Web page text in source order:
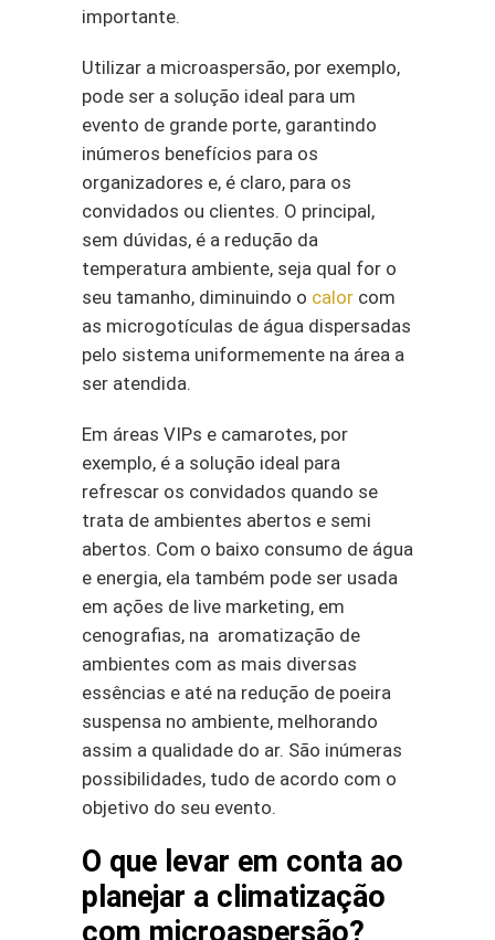
importante.
Utilizar a microaspersão, por exemplo,
pode ser a solução ideal para um
evento de grande porte, garantindo
inúmeros benefícios para os
organizadores e, é claro, para os
convidados ou clientes. O principal,
sem dúvidas, é a redução da
temperatura ambiente, seja qual for o
seu tamanho, diminuindo o calor com
as microgotículas de água dispersadas
pelo sistema uniformemente na área a
ser atendida.
Em áreas VIPs e camarotes, por
exemplo, é a solução ideal para
refrescar os convidados quando se
trata de ambientes abertos e semi
abertos. Com o baixo consumo de água
e energia, ela também pode ser usada
em ações de live marketing, em
cenografias, na aromatização de
ambientes com as mais diversas
essências e até na redução de poeira
suspensa no ambiente, melhorando
assim a qualidade do ar. São inúmeras
possibilidades, tudo de acordo com o
objetivo do seu evento.
O que levar em conta ao
planejar a climatização
com microaspersão?